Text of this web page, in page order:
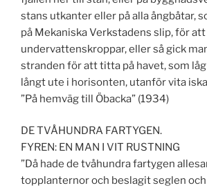
stans utkanter eller på alla ångbåtar,
på Mekaniska Verkstadens slip, för
undervattenskroppar, eller så gick
stranden för att titta på havet, som
långt ute i horisonten, utanför vita
”På hemväg till Öbacka” (1934)
DE TVÅHUNDRA FARTYGEN.
FYREN: EN MAN I VIT RUSTNING
”Då hade de tvåhundra fartygen
topplanternor och beslagit seglen